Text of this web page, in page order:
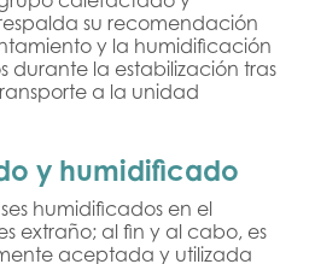
su recomendación
y la humidificación
durante la estabilización tras
a la unidad
y humidificado
humidificados en el
extraño; al fin y al cabo, es
aceptada y utilizada